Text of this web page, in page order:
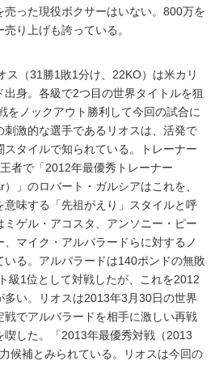
った現役ボクサーはいない。800万を
り上げも誇っている。
ス（31勝1敗1分け、22KO）は米カリ
身。各級で2つ目の世界タイトルを狙
をノックアウト勝利して今回の試合に
刺激的な選手であるリオスは、活発で
タイルで知られている。トレーナー
者で「2012年最優秀トレーナー
）」のロバート・ガルシアはこれを、
味する「先祖がえり」スタイルと呼
ゲル・アコスタ、アンソニー・ピー
マイク・アルバラードらに対するノ
いる。アルバラードは140ポンドの無敗
級1位として対戦したが、これを2012
多い。リオスは2013年3月30日の世界
戦でアルバラードを相手に激しい再戦
喫した。「2013年最優秀対戦（2013
候補とみられている。リオスは今回の